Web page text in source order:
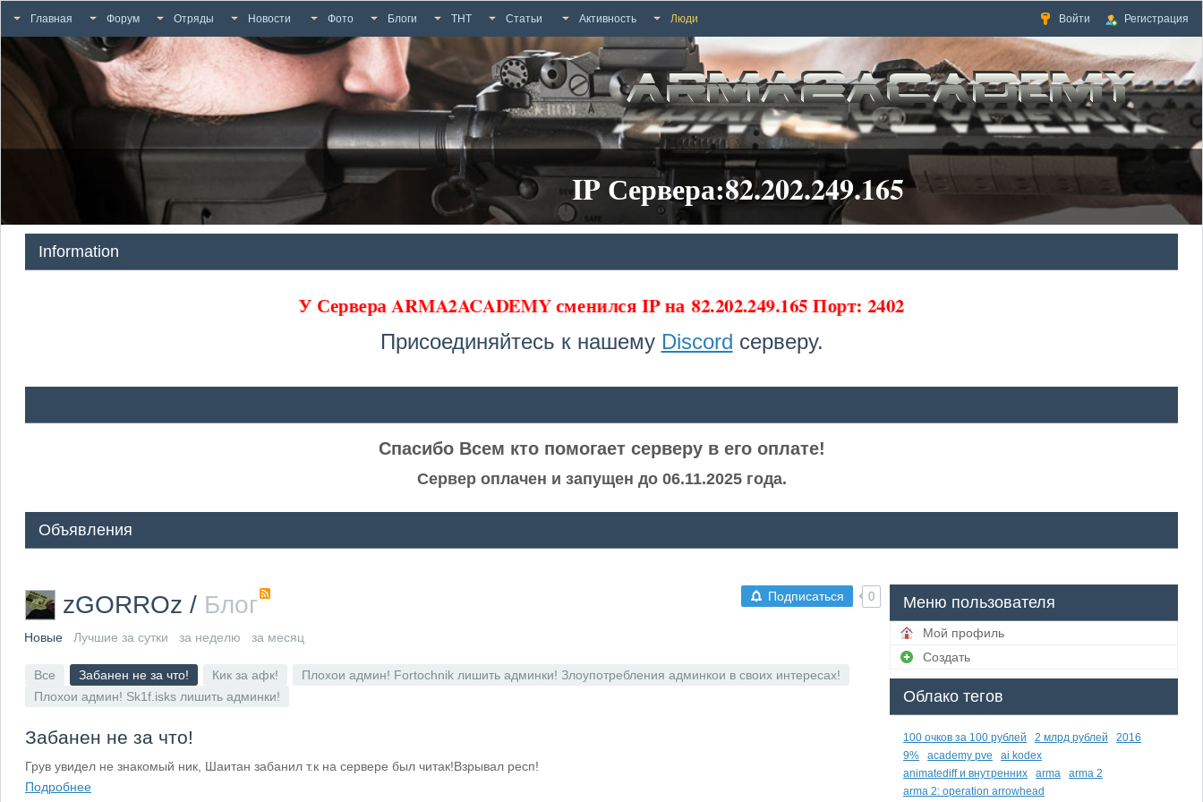
Главная Форум Отряды Новости Фото Блоги ТНТ Статьи Активность Люди Войти Регистрация
IP Сервера:82.202.249.165
Information
У Сервера ARMA2ACADEMY сменился IP на82.202.249.165 Порт: 2402
Присоединяйтесь к нашему Discord серверу.
Спасибо Всем кто помогает серверу в его оплате!
Сервер оплачен и запущен до 06.11.2025 года.
Объявления
Подписаться 0
zGORROz / Блог
Новые Лучшие за сутки за неделю за месяц
Все Забанен не за что! Кик за афк!
Плохои админ! Fortochnik лишить админки! Злоупотребления админкои в своих интересах!
Плохои админ! Sk1f.isks лишить админки!
Забанен не за что!
Грув увидел не знакомый ник, Шаитан забанил т.к на сервере был читак!Взрывал респ!
Подробнее
Меню пользователя
Мой профиль
Создать
Облако тегов
100 очков за 100 рублей 2 млрд рублей
2016
9%
academy pve
ai kodex
animatediff и внутренних
arma
arma 2
arma 2: operation arrowhead